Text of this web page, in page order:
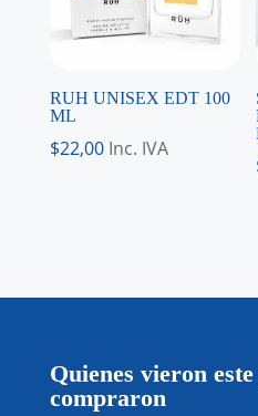
RUH UNISEX EDT 100
ML
$22,00 Inc. IVA
Quienes vieron
compraron